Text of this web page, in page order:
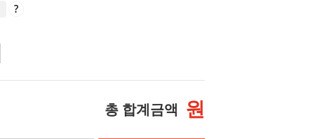
총 합계금액 원